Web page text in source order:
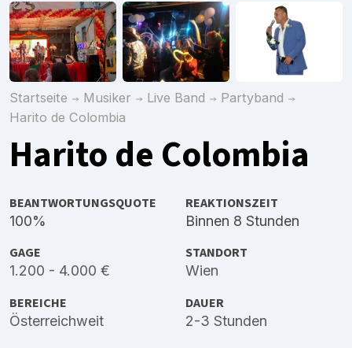
Startseite Musiker Live Band
Partyband
Harito de Colombia
Harito de Colombia
BEANTWORTUNGSQUOTE
100%
REAKTIONSZEIT
Binnen 8 Stunden
GAGE
1.200 - 4.000 €
STANDORT
Wien
BEREICHE
Österreichweit
DAUER
2-3 Stunden